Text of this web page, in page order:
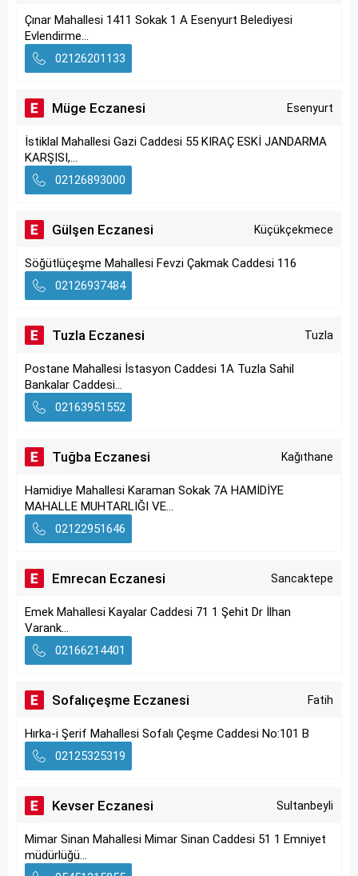
Çınar Mahallesi 1411 Sokak 1 A Esenyurt Belediyesi
Evlendirme...
02126201133
Müge Eczanesi Esenyurt
İstiklal Mahallesi Gazi Caddesi 55 KIRAÇ ESKİ JANDARMA
KARŞISI,...
02126893000
Gülşen Eczanesi Küçükçekmece
Söğütlüçeşme Mahallesi Fevzi Çakmak Caddesi 116
02126937484
Tuzla Eczanesi Tuzla
Postane Mahallesi İstasyon Caddesi 1A Tuzla Sahil
Bankalar Caddesi...
02163951552
Tuğba Eczanesi Kağıthane
Hamidiye Mahallesi Karaman Sokak 7A HAMİDİYE
MAHALLE MUHTARLIĞI VE...
02122951646
Emrecan Eczanesi Sancaktepe
Emek Mahallesi Kayalar Caddesi 71 1 Şehit Dr İlhan
Varank...
02166214401
Sofalıçeşme Eczanesi Fatih
Hırka-i Şerif Mahallesi Sofalı Çeşme Caddesi No:101 B
02125325319
Kevser Eczanesi Sultanbeyli
Mimar Sinan Mahallesi Mimar Sinan Caddesi 51 1 Emniyet
müdürlüğü...